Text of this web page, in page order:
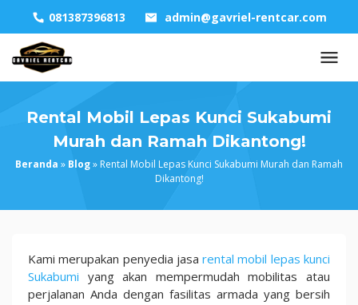
content
081387396813 admin@gavriel-rentcar.com
Rental Mobil Lepas Kunci Sukabumi
Murah dan Ramah Dikantong!
Beranda » Blog» Rental Mobil Lepas Kunci Sukabumi Murah dan Ramah
Dikantong!
Rental
Mobil
Lepas
Kami merupakan penyedia jasarental mobil lepas kunci
Sukabumi yang akan mempermudah mobilitas atau
perjalanan Anda dengan fasilitas armada yang bersih